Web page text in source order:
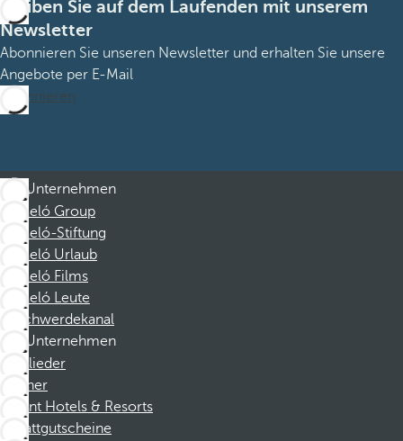
Bleiben Sie auf dem Laufenden mit unserem
Newsletter
Abonnieren Sie unseren Newsletter und erhalten Sie unsere
Angebote per E-Mail
Abonnieren
Unternehmen
Barceló Group
Barceló-Stiftung
Barceló Urlaub
Barceló Films
Barceló Leute
Beschwerdekanal
Unternehmen
Mitglieder
Partner
Dorint Hotels & Resorts
Rabattgutscheine